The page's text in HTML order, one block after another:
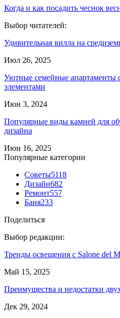
Когда и как посадить чеснок
Выбор читателей:
Удивительная вилла на
Июл 26, 2025
Уютные семейные апартаменты
элементами
Июн 3, 2024
Популярные виды камней для
дизайна
Июн 16, 2025
Популярные категории
Советы5118
Дизайн682
Ремонт557
Баня233
Поделиться
Выбор редакции:
Тренды освещения с Salone del
Май 15, 2025
Преимущества и недостатки
Дек 29, 2024